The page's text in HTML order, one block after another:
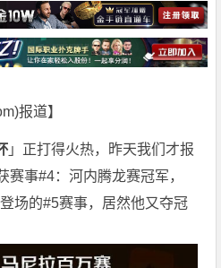
)报道】
」正打得火热，昨天我们才报
赛事#4：河内腾龙赛冠军，
场的#5赛事，居然他又夺冠